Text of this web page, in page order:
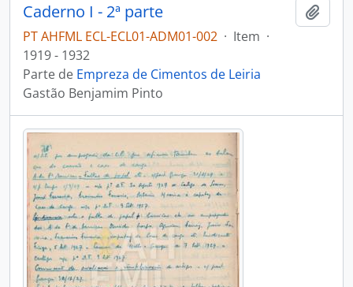
Caderno I - 2ª parte
PT AHFML ECL-ECL01-ADM01-002 · Item ·
1919 - 1932
Parte de Empreza de Cimentos de Leiria
Gastão Benjamim Pinto